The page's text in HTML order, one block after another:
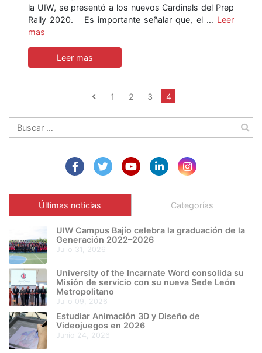
la UIW, se presentó a los nuevos Cardinals del Prep
Rally 2020. Es importante señalar que, el … Leer
mas
Leer mas
1 2 3 4
Buscar:
Últimas noticias Categorías
UIW Campus Bajío celebra la graduación de la
Generación 2022–2026
julio 31, 2026
University of the Incarnate Word consolida su
Misión de servicio con su nueva Sede León
Metropolitano
julio 09, 2026
Estudiar Animación 3D y Diseño de
Videojuegos en 2026
junio 24, 2026